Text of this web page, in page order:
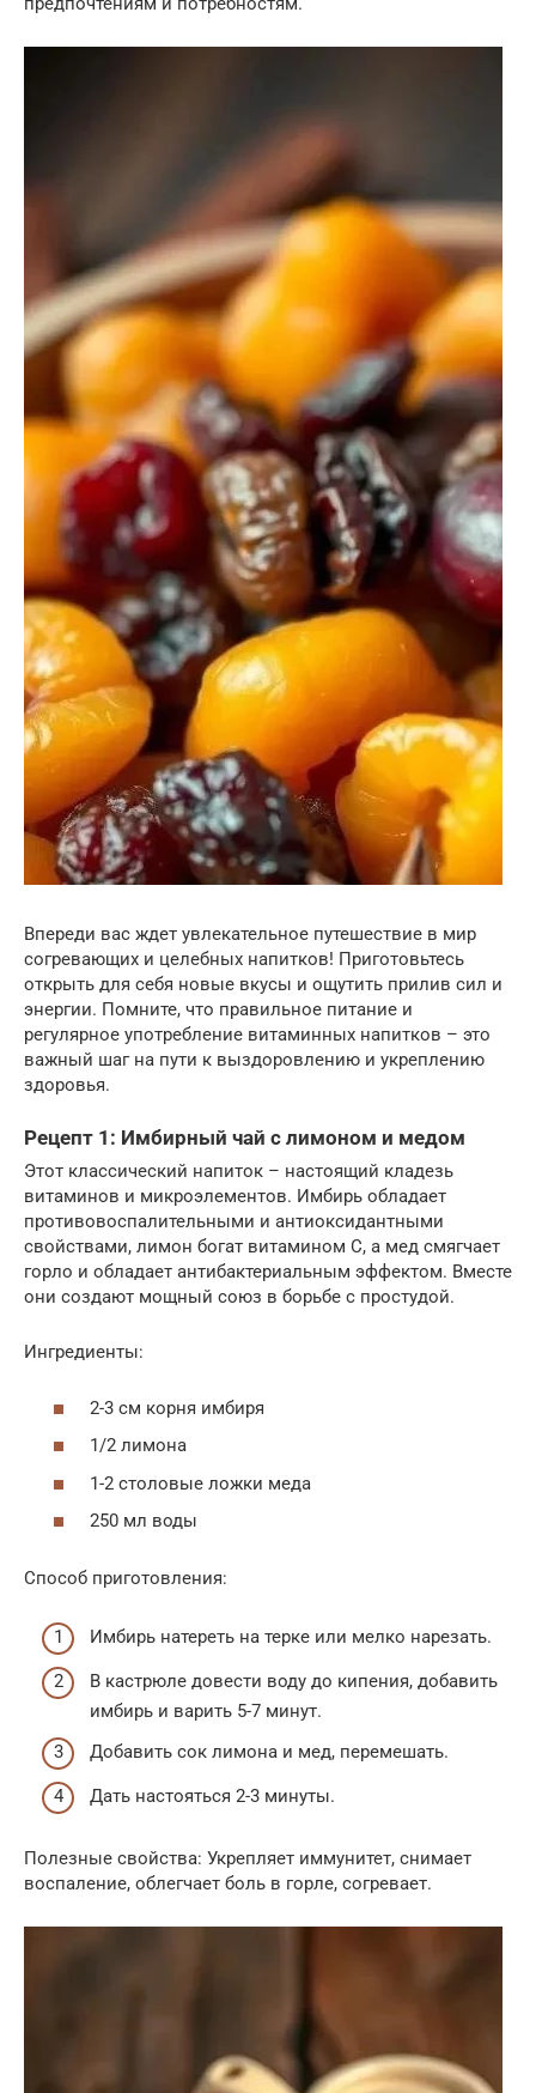
Впереди вас ждет увлекательное путешествие в мир
согревающих и целебных напитков! Приготовьтесь
открыть для себя новые вкусы и ощутить прилив сил и
энергии. Помните, что правильное питание и
регулярное употребление витаминных напитков – это
важный шаг на пути к выздоровлению и укреплению
здоровья.
Рецепт 1: Имбирный чай с лимоном и медом
Этот классический напиток – настоящий кладезь
витаминов и микроэлементов. Имбирь обладает
противовоспалительными и антиоксидантными
свойствами, лимон богат витамином C, а мед смягчает
горло и обладает антибактериальным эффектом. Вместе
они создают мощный союз в борьбе с простудой.
Ингредиенты:
2-3 см корня имбиря
1/2 лимона
1-2 столовые ложки меда
250 мл воды
Способ приготовления:
Имбирь натереть на терке или мелко нарезать.
В кастрюле довести воду до кипения, добавить
имбирь и варить 5-7 минут.
Добавить сок лимона и мед, перемешать.
Дать настояться 2-3 минуты.
Полезные свойства: Укрепляет иммунитет, снимает
воспаление, облегчает боль в горле, согревает.